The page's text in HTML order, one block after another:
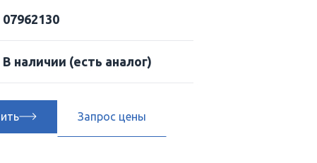
07962130
В наличии (есть аналог)
Запрос цены